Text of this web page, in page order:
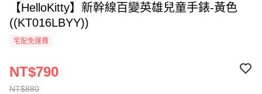
【HelloKitty】新幹線百變英雄兒童手錶-黃色
((KT016LBYY))
宅配免運費
NT$880
NT$790